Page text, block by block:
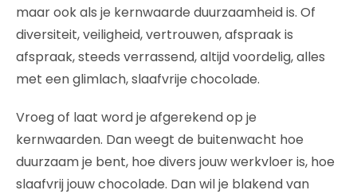
maar ook als je kernwaarde duurzaamheid is. Of
diversiteit, veiligheid, vertrouwen, afspraak is
afspraak, steeds verrassend, altijd voordelig, alles
met een glimlach, slaafvrije chocolade.
Vroeg of laat word je afgerekend op je
kernwaarden. Dan weegt de buitenwacht hoe
duurzaam je bent, hoe divers jouw werkvloer is, hoe
slaafvrij jouw chocolade. Dan wil je blakend van